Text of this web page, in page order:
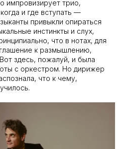
импровизирует трио,
и где вступать —
привыкли опираться
инстинкты и слух,
что в нотах, для
к размышлению,
здесь, пожалуй, и была
с оркестром. Но дирижер
что к чему,